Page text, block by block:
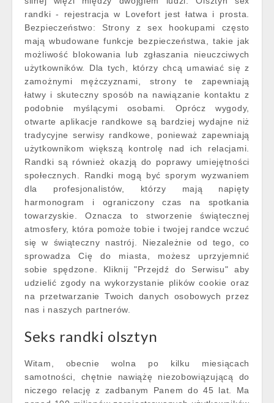
randki - rejestracja w Lovefort jest łatwa i prosta.
Bezpieczeństwo: Strony z sex hookupami często
mają wbudowane funkcje bezpieczeństwa, takie jak
możliwość blokowania lub zgłaszania nieuczciwych
użytkowników. Dla tych, którzy chcą umawiać się z
zamożnymi mężczyznami, strony te zapewniają
łatwy i skuteczny sposób na nawiązanie kontaktu z
podobnie myślącymi osobami. Oprócz wygody,
otwarte aplikacje randkowe są bardziej wydajne niż
tradycyjne serwisy randkowe, ponieważ zapewniają
użytkownikom większą kontrolę nad ich relacjami.
Randki są również okazją do poprawy umiejętności
społecznych. Randki mogą być sporym wyzwaniem
dla profesjonalistów, którzy mają napięty
harmonogram i ograniczony czas na spotkania
towarzyskie. Oznacza to stworzenie świątecznej
atmosfery, która pomoże tobie i twojej randce wczuć
się w świąteczny nastrój. Niezależnie od tego, co
sprowadza Cię do miasta, możesz uprzyjemnić
sobie spędzone. Kliknij "Przejdź do Serwisu" aby
udzielić zgody na wykorzystanie plików cookie oraz
na przetwarzanie Twoich danych osobowych przez
nas i naszych partnerów.
Seks randki olsztyn
Witam, obecnie wolna po kilku miesiącach
samotności, chętnie nawiążę niezobowiązującą do
niczego relację z zadbanym Panem do 45 lat. Ma